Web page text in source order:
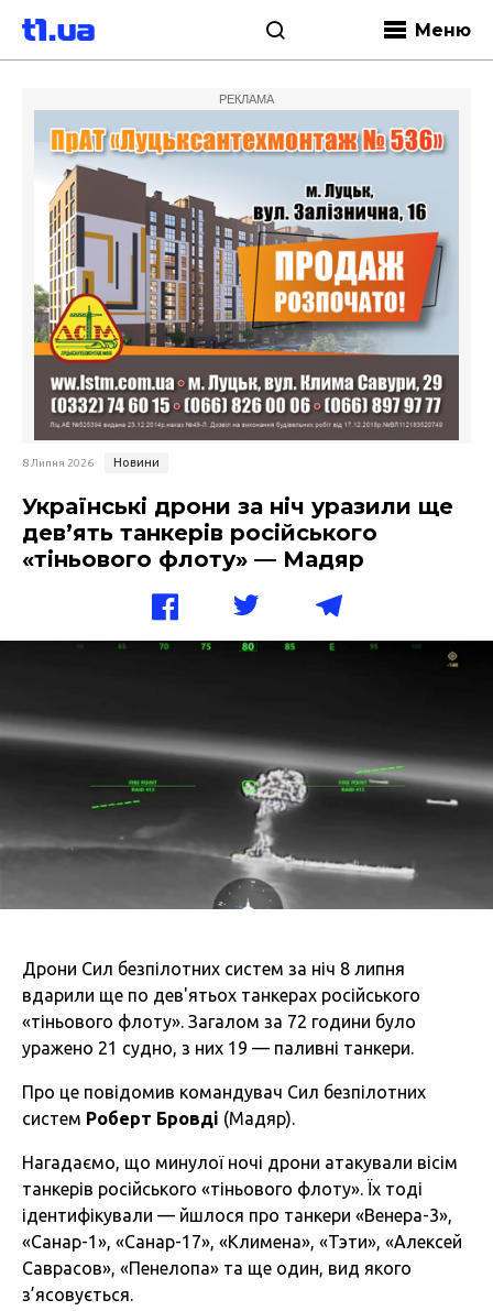
Меню
РЕКЛАМА
8 Липня 2026 Новини
Українські дрони за ніч уразили ще
дев’ять танкерів російського
«тіньового флоту» — Мадяр
Дрони Сил безпілотних систем за ніч 8 липня
вдарили ще по дев'ятьох танкерах російського
«тіньового флоту». Загалом за 72 години було
уражено 21 судно, з них 19 — паливні танкери.
Про це повідомив командувач Сил безпілотних
систем Роберт Бровді (Мадяр).
Нагадаємо, що минулої ночі дрони атакували вісім
танкерів російського «тіньового флоту». Їх тоді
ідентифікували — йшлося про танкери «Венера-3»,
«Санар-1», «Санар-17», «Климена», «Тэти», «Алексей
Саврасов», «Пенелопа» та ще один, вид якого
з’ясовується.